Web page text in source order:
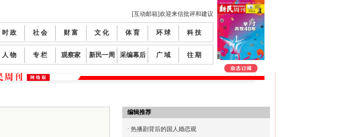
[互动邮箱]欢迎来信批评和建议
时 政 社 会 财 富 文 化 体 育 环 球 科 技
人 物 专 栏 观察家 新民一周 采编幕后 广 域 往 期
编辑推荐
· 热播剧背后的国人婚恋观